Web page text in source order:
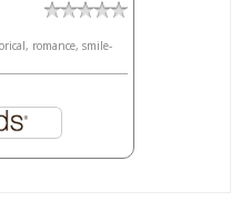
romance, smile-